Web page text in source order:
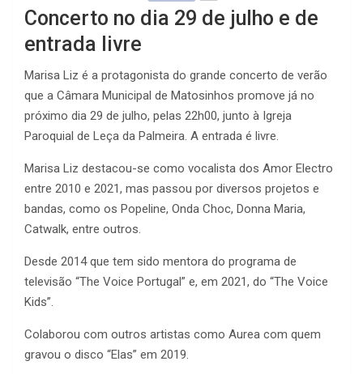
Concerto no dia 29 de julho e de
entrada livre
Marisa Liz é a protagonista do grande concerto de verão
que a Câmara Municipal de Matosinhos promove já no
próximo dia 29 de julho, pelas 22h00, junto à Igreja
Paroquial de Leça da Palmeira. A entrada é livre.
Marisa Liz destacou-se como vocalista dos Amor Electro
entre 2010 e 2021, mas passou por diversos projetos e
bandas, como os Popeline, Onda Choc, Donna Maria,
Catwalk, entre outros.
Desde 2014 que tem sido mentora do programa de
televisão “The Voice Portugal” e, em 2021, do “The Voice
Kids”.
Colaborou com outros artistas como Aurea com quem
gravou o disco “Elas” em 2019.